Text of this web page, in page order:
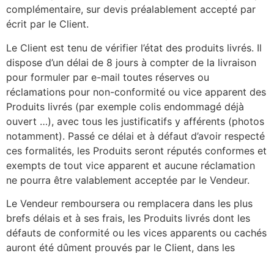
complémentaire, sur devis préalablement accepté par
écrit par le Client.
Le Client est tenu de vérifier l’état des produits livrés. Il
dispose d’un délai de 8 jours à compter de la livraison
pour formuler par e-mail toutes réserves ou
réclamations pour non-conformité ou vice apparent des
Produits livrés (par exemple colis endommagé déjà
ouvert …), avec tous les justificatifs y afférents (photos
notamment). Passé ce délai et à défaut d’avoir respecté
ces formalités, les Produits seront réputés conformes et
exempts de tout vice apparent et aucune réclamation
ne pourra être valablement acceptée par le Vendeur.
Le Vendeur remboursera ou remplacera dans les plus
brefs délais et à ses frais, les Produits livrés dont les
défauts de conformité ou les vices apparents ou cachés
auront été dûment prouvés par le Client, dans les